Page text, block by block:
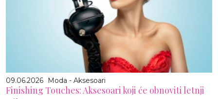
09.06.2026 Moda - Aksesoari
Finishing Touches: Aksesoari koji će obnoviti letnji